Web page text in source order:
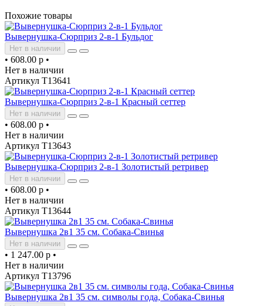
Похожие товары
Вывернушка-Сюрприз 2-в-1 Бульдог
Нет в наличии
• 608.00 р •
Нет в наличии
Артикул Т13641
Вывернушка-Сюрприз 2-в-1 Красный сеттер
Нет в наличии
• 608.00 р •
Нет в наличии
Артикул Т13643
Вывернушка-Сюрприз 2-в-1 Золотистый ретривер
Нет в наличии
• 608.00 р •
Нет в наличии
Артикул Т13644
Вывернушка 2в1 35 см. Собака-Свинья
Нет в наличии
• 1 247.00 р •
Нет в наличии
Артикул Т13796
Вывернушка 2в1 35 см. символы года, Собака-Свинья